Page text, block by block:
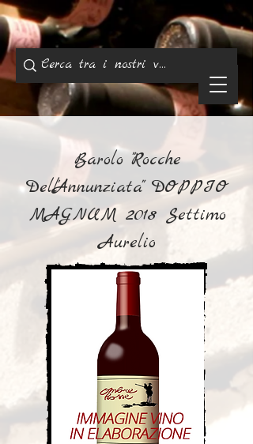
Barolo "Rocche
Dell'Annunziata" DOPPIO
MAGNUM 2018 Settimo
Aurelio